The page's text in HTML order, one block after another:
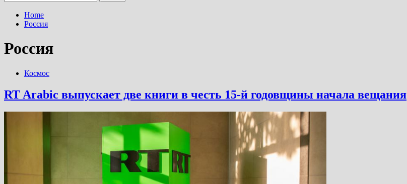
Home
Россия
Россия
Космос
RT Arabic выпускает две книги в честь 15-й годовщины начала вещания